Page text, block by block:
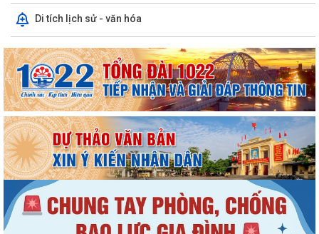
Di tích lịch sử - văn hóa